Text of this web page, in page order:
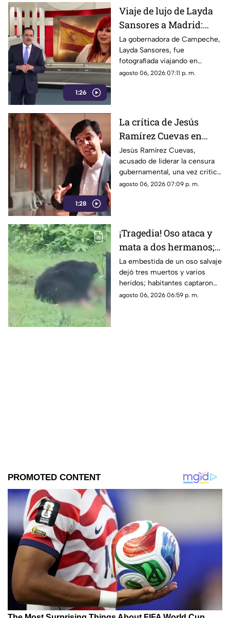
1:26
Viaje de lujo de Layda
Sansores a Madrid:
captada junto a su
hermana del DIF
estatal
La gobernadora de Campeche,
Layda Sansores, fue
fotografiada viajando en
primera clase a Madrid,
agosto 06, 2026 07:11 p. m.
1:28
La crítica de Jesús
Ramírez Cuevas en
2013 se vuelve
relevante en la censura
actual
Jesús Ramírez Cuevas,
acusado de liderar la censura
gubernamental, una vez criticó
abiertamente en 2013 la
agosto 06, 2026 07:09 p. m.
¡Tragedia! Oso ataca y
mata a dos hermanos;
dramático momento
quedó grabado en
VIDEO
La embestida de un oso salvaje
dejó tres muertos y varios
heridos; habitantes captaron
en video los momentos de
agosto 06, 2026 06:59 p. m.